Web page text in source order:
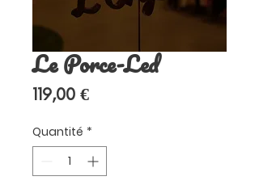
Le Porce-Led
119,00 €Prix
Quantité *